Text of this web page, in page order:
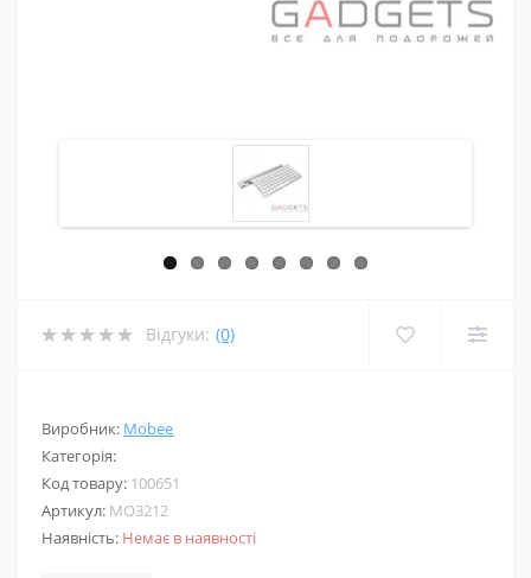
Відгуки: (0)
Виробник: Mobee
Категорія:
Код товару: 100651
Артикул: MO3212
Наявність: Немає в наявності